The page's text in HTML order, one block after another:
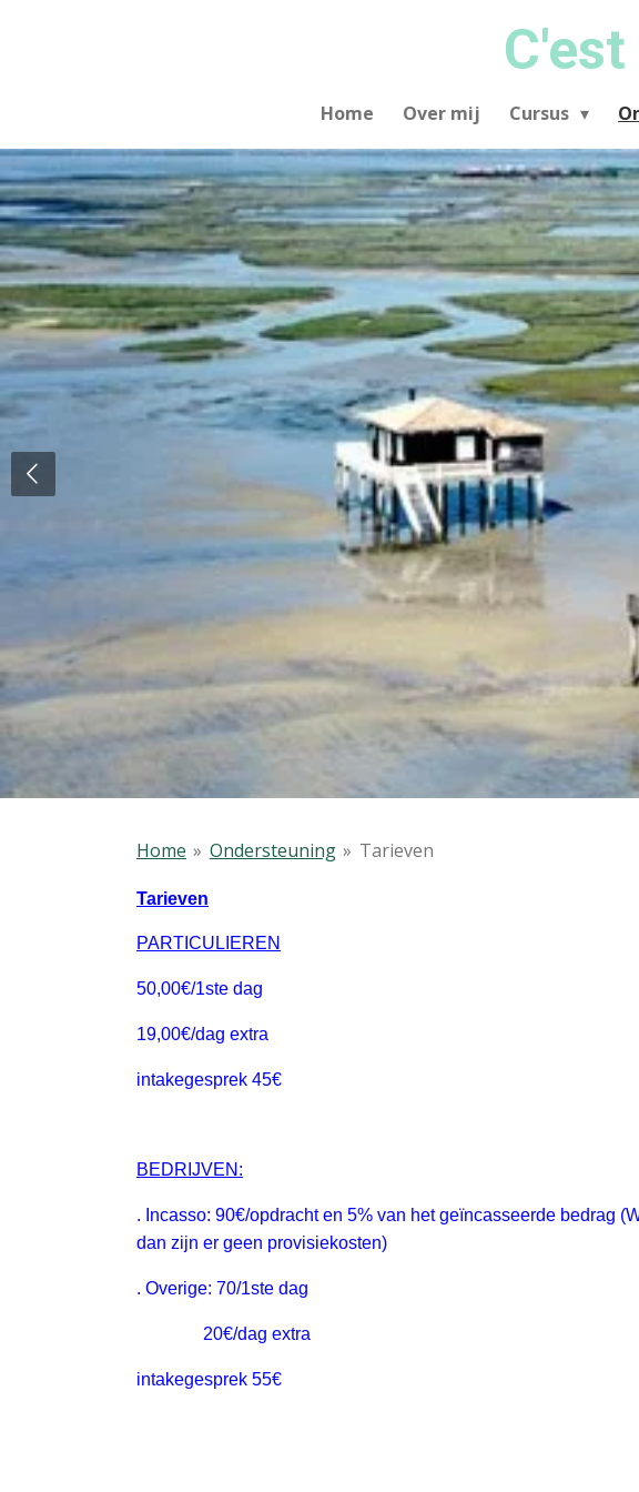
Home Over mij Cursus
Home » Ondersteuning » Tarieven
Tarieven
PARTICULIEREN
50,00€/1ste dag
19,00€/dag extra
intakegesprek 45€
BEDRIJVEN:
. Incasso: 90€/opdracht en 5% van het geïncasseerde bedrag (
dan zijn er geen provisiekosten)
. Overige: 70/1ste dag
20€/dag extra
intakegesprek 55€